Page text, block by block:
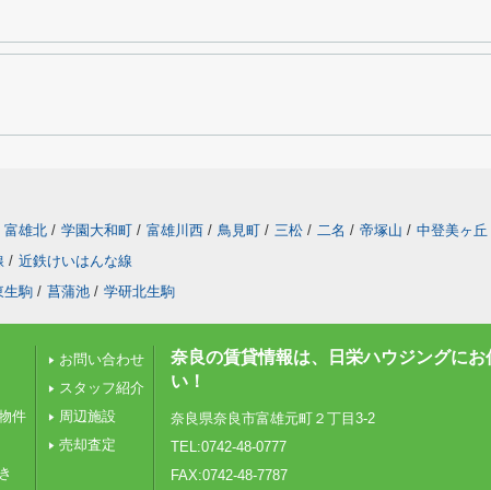
富雄北 / 学園大和町 / 富雄川西 / 鳥見町 / 三松 / 二名 / 帝塚山 / 中登美ヶ丘
/ 近鉄けいはんな線
生駒 / 菖蒲池 / 学研北生駒
件
お問い合わせ
スタッフ紹介
周辺施設
売却査定
奈良の賃貸情報は、日栄ハウジングにお
い！
奈良県奈良市富雄元町２丁目3-2
TEL:0742-48-0777
FAX:0742-48-7787